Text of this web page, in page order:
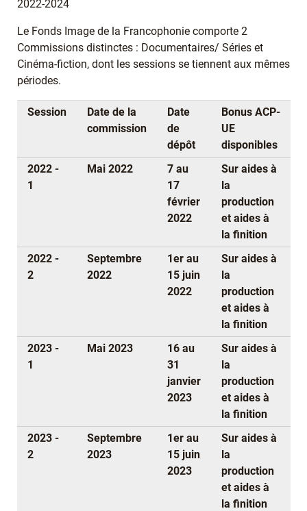
2022-2024
Le Fonds Image de la Francophonie comporte 2
Commissions distinctes : Documentaires/ Séries et
Cinéma-fiction, dont les sessions se tiennent aux mêmes
périodes.
Session
Date de la
commission
Date
de
dépôt
Bonus ACP-
UE
disponibles
2022 -
1
Mai 2022
7 au
17
février
2022
Sur aides à
la
production
et aides à
la finition
2022 -
2
Septembre
2022
1er au
15 juin
2022
Sur aides à
la
production
et aides à
la finition
2023 -
1
Mai 2023
16 au
31
janvier
2023
Sur aides à
la
production
et aides à
la finition
2023 -
2
Septembre
2023
1er au
15 juin
2023
Sur aides à
la
production
et aides à
la finition